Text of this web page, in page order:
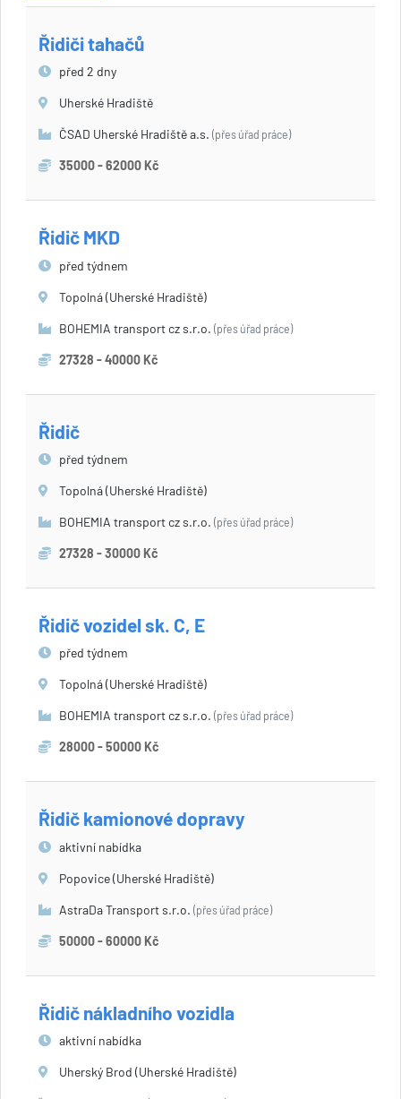
Řidiči tahačů
před 2 dny
Uherské Hradiště
ČSAD Uherské Hradiště a.s. (přes úřad práce)
35000 - 62000 Kč
Řidič MKD
před týdnem
Topolná (Uherské Hradiště)
BOHEMIA transport cz s.r.o. (přes úřad práce)
27328 - 40000 Kč
Řidič
před týdnem
Topolná (Uherské Hradiště)
BOHEMIA transport cz s.r.o. (přes úřad práce)
27328 - 30000 Kč
Řidič vozidel sk. C, E
před týdnem
Topolná (Uherské Hradiště)
BOHEMIA transport cz s.r.o. (přes úřad práce)
28000 - 50000 Kč
Řidič kamionové dopravy
aktivní nabídka
Popovice (Uherské Hradiště)
AstraDa Transport s.r.o. (přes úřad práce)
50000 - 60000 Kč
Řidič nákladního vozidla
aktivní nabídka
Uherský Brod (Uherské Hradiště)